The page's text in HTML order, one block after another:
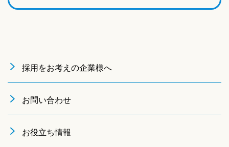
採用をお考えの企業様へ
お問い合わせ
お役立ち情報